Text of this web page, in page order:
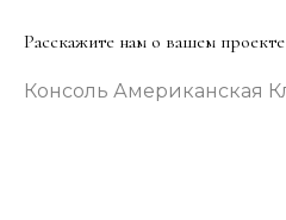
Расскажите нам о вашем проекте